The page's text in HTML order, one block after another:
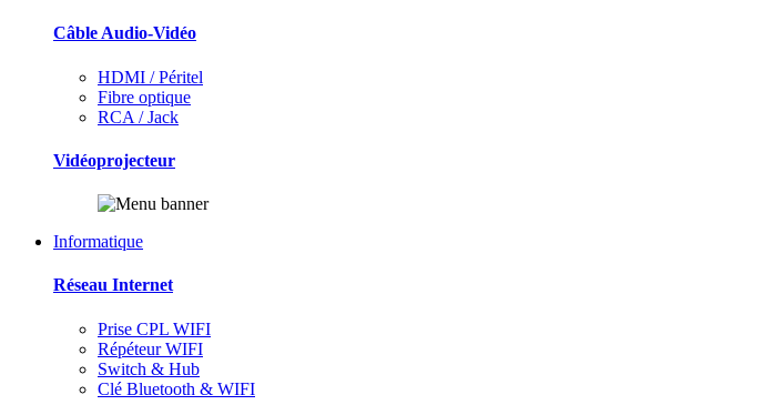
Câble Audio-Vidéo
HDMI / Péritel
Fibre optique
RCA / Jack
Vidéoprojecteur
Informatique
Réseau Internet
Prise CPL WIFI
Répéteur WIFI
Switch & Hub
Clé Bluetooth & WIFI